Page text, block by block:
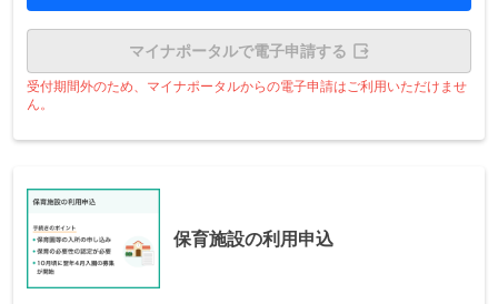
マイナポータルで電子申請する
受付期間外のため、マイナポータルからの電子申請はご利用いただけませ
ん。
保育施設の利用申込